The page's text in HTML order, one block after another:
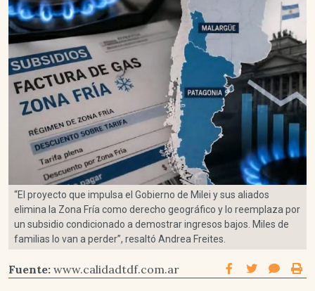
“El proyecto que impulsa el Gobierno de Milei y sus aliados
elimina la Zona Fría como derecho geográfico y lo reemplaza por
un subsidio condicionado a demostrar ingresos bajos. Miles de
familias lo van a perder”, resaltó Andrea Freites.
Fuente: www.calidadtdf.com.ar